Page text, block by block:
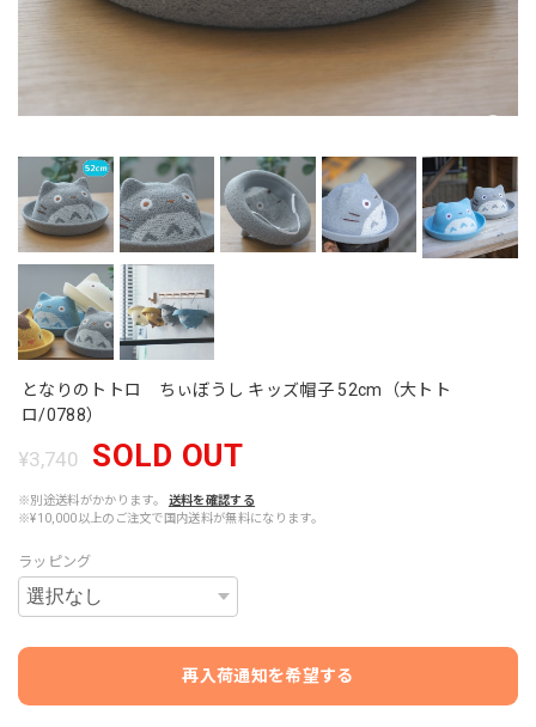
となりのトトロ ちぃぼうし キッズ帽子 52cm（大トト
ロ/0788）
¥3,740 SOLD OUT
※別途送料がかかります。
送料を確認する
※¥10,000以上のご注文で国内送料が無料になります。
ラッピング
再入荷通知を希望する